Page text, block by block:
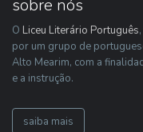
sobre nós
O Liceu Literário Português
por um grupo de
Alto Mearim, com a
e a instrução.
saiba mais